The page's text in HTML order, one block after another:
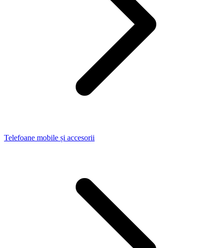
Telefoane mobile și accesorii